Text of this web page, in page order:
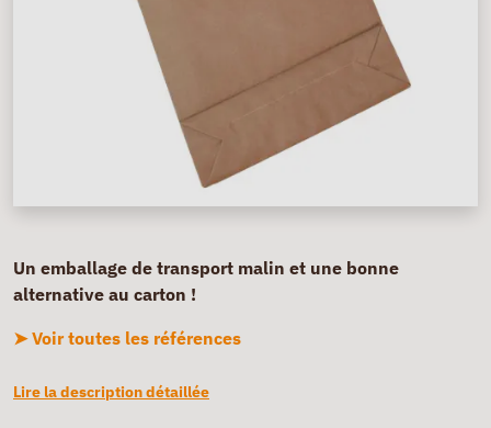
Un emballage de transport malin et une bonne
alternative au carton !
➤ Voir toutes les références
Lire la description détaillée